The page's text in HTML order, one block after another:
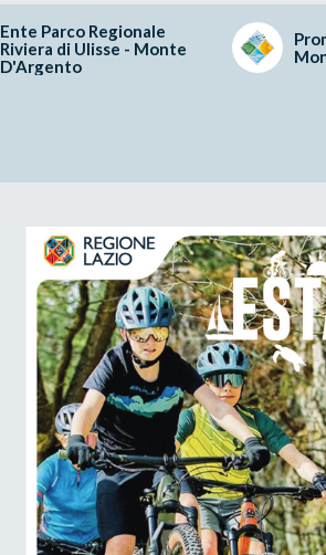
Ente Parco Regionale
Riviera di Ulisse - Monte
D'Argento